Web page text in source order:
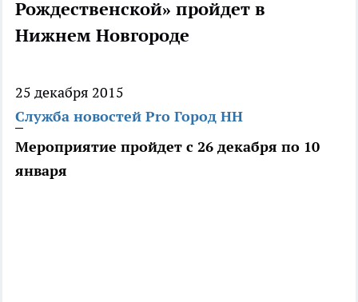
Рождественской» пройдет в
Нижнем Новгороде
25 декабря 2015
Служба новостей Pro Город НН
Мероприятие пройдет с 26 декабря по 10
января